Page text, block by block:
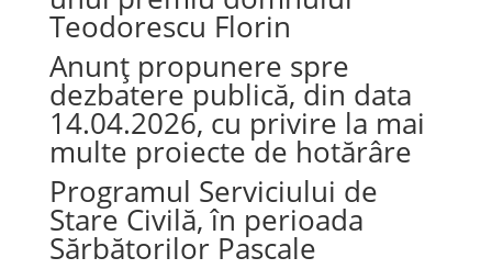
Teodorescu Florin
Anunț propunere spre
dezbatere publică, din data
14.04.2026, cu privire la mai
multe proiecte de hotărâre
Programul Serviciului de
Stare Civilă, în perioada
Sărbătorilor Pascale